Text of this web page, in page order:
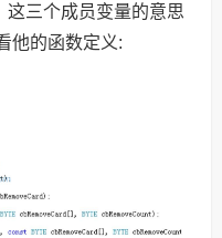
这三个成员变量的意思
他的函数定义: